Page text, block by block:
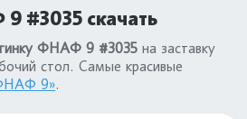
#3035 скачать
ФНАФ 9 #3035 на заставку
стол. Самые красивые
9».